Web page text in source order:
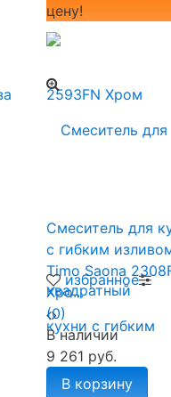
избранное
цену!
Смеситель для
с гибким
Timo Saona
Хро...
(0)
В наличии
9 261 руб.
В корзину